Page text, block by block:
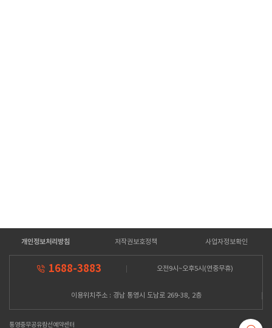
개인정보처리방침 저작권보호정책 사업자정보확인
1688-3883 오전9시~오후5시(연중무휴)
이용위치주소 : 경남 통영시 도남로 269-38, 2층
통영충무공유람선예약센터